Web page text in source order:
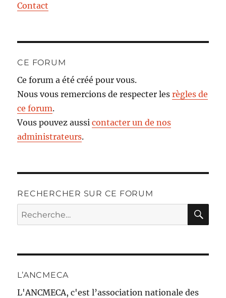
Contact
CE FORUM
Ce forum a été créé pour vous.
Nous vous remercions de respecter lesrègles de
ce forum.
Vous pouvez aussicontacter un de nos
administrateurs.
RECHERCHER SUR CE FORUM
Recherche
pour :
L’ANCMECA
L'ANCMECA, c'est l’association nationale des